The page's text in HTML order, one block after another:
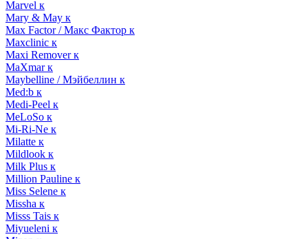
Marvel к
Mary & May к
Max Factor / Макс Фактор к
Maxclinic к
Maxi Remover к
MaXmar к
Maybelline / Мэйбеллин к
Med:b к
Medi-Peel к
MeLoSo к
Mi-Ri-Ne к
Milatte к
Mildlook к
Milk Plus к
Million Pauline к
Miss Selene к
Missha к
Misss Tais к
Miyueleni к